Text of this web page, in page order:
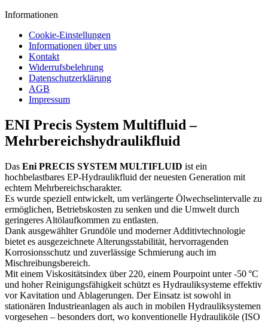
Informationen
Cookie-Einstellungen
Informationen über uns
Kontakt
Widerrufsbelehrung
Datenschutzerklärung
AGB
Impressum
ENI Precis System Multifluid –
Mehrbereichshydraulikfluid
Das Eni PRECIS SYSTEM MULTIFLUID ist ein
hochbelastbares EP-Hydraulikfluid der neuesten Generation mit
echtem Mehrbereichscharakter.
Es wurde speziell entwickelt, um verlängerte Ölwechselintervalle zu
ermöglichen, Betriebskosten zu senken und die Umwelt durch
geringeres Altölaufkommen zu entlasten.
Dank ausgewählter Grundöle und moderner Additivtechnologie
bietet es ausgezeichnete Alterungsstabilität, hervorragenden
Korrosionsschutz und zuverlässige Schmierung auch im
Mischreibungsbereich.
Mit einem Viskositätsindex über 220, einem Pourpoint unter -50 °C
und hoher Reinigungsfähigkeit schützt es Hydrauliksysteme effektiv
vor Kavitation und Ablagerungen. Der Einsatz ist sowohl in
stationären Industrieanlagen als auch in mobilen Hydrauliksystemen
vorgesehen – besonders dort, wo konventionelle Hydrauliköle (ISO